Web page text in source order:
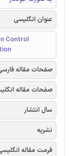
عنوان انگلیسی
Control
صفحات مقاله
صفحات مقاله
سال انتشار
نشریه
فرمت مقاله